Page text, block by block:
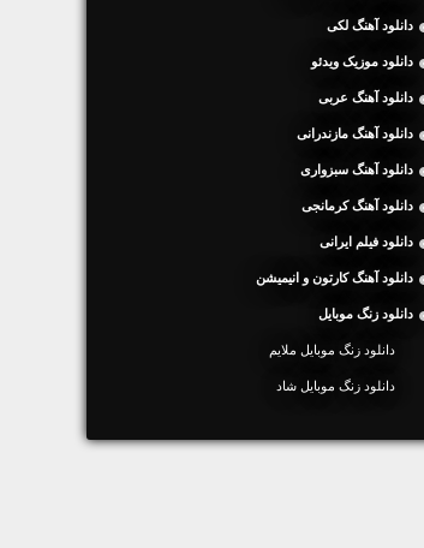
دانلود آهنگ لکی
دانلود موزیک ویدئو
دانلود آهنگ عربی
دانلود آهنگ مازندرانی
دانلود آهنگ سبزواری
دانلود آهنگ کرمانجی
دانلود فیلم ایرانی
دانلود آهنگ کارتون و انیمیشن
دانلود زنگ موبایل
دانلود زنگ موبایل ملایم
دانلود زنگ موبایل شاد